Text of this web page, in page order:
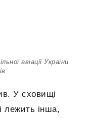
авіації України
У сховищі
лежить інша,